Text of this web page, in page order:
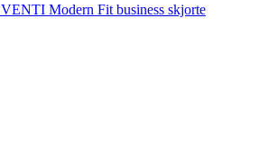
VENTI Modern Fit business skjorte